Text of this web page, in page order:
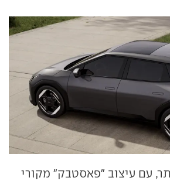
עם עיצוב "פאסטבק" מקורי